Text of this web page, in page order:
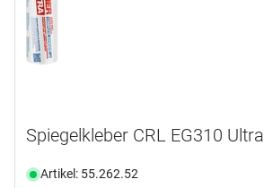
Spiegelkleber CRL EG310 Ultra
Artikel: 55.262.52